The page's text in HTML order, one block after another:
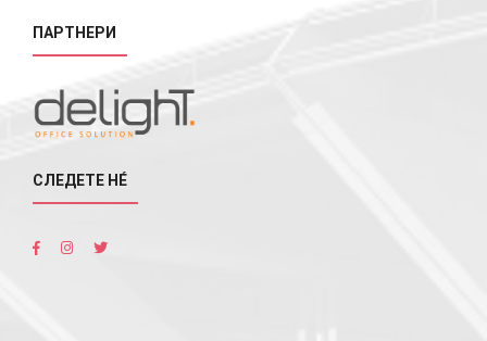
ПАРТНЕРИ
СЛЕДЕТЕ НÉ